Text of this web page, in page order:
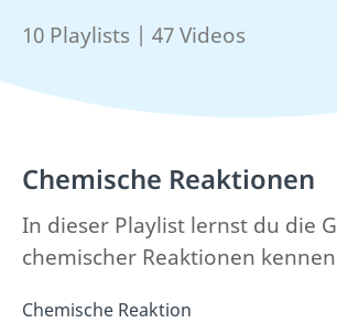
10 Playlists | 47 Videos
Chemische Reaktionen
In dieser Playlist lernst du die
chemischer Reaktionen
Chemische Reaktion